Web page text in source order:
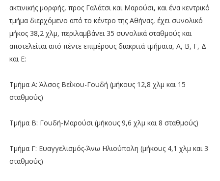
ακτινικής μορφής, προς Γαλάτσι και Μαρούσι, και ένα κεντρικό
τμήμα διερχόμενο από το κέντρο της Αθήνας, έχει συνολικό
μήκος 38,2 χλμ, περιλαμβάνει 35 συνολικά σταθμούς και
αποτελείται από πέντε επιμέρους διακριτά τμήματα, Α, Β, Γ, Δ
και Ε:
Τμήμα Α: Άλσος Βεΐκου-Γουδή (μήκους 12,8 χλμ και 15
σταθμούς)
Τμήμα Β: Γουδή-Μαρούσι (μήκους 9,6 χλμ και 8 σταθμούς)
Τμήμα Γ: Ευαγγελισμός-Άνω Ηλιούπολη (μήκους 4,1 χλμ και 3
σταθμούς)